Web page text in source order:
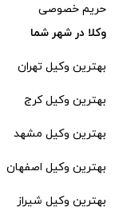
حریم خصوصی
وکلا در شهر شما
بهترین وکیل تهران
بهترین وکیل کرج
بهترین وکیل مشهد
بهترین وکیل اصفهان
بهترین وکیل شیراز